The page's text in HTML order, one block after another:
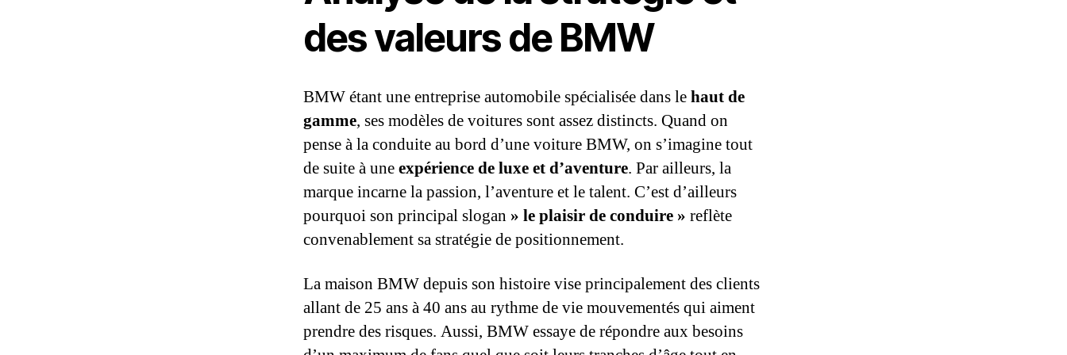
des valeurs de BMW
BMW étant une entreprise automobile spécialisée dans lehaut de
gamme, ses modèles de voitures sont assez distincts. Quand on
pense à la conduite au bord d’une voiture BMW, on s’imagine tout
de suite à uneexpérience de luxe et d’aventure. Par ailleurs, la
marque incarne la passion, l’aventure et le talent. C’est d’ailleurs
pourquoi son principal slogan » le plaisir de conduire » reflète
convenablement sa stratégie de positionnement.
La maison BMW depuis son histoire vise principalement des clients
allant de 25 ans à 40 ans au rythme de vie mouvementés qui aiment
prendre des risques. Aussi, BMW essaye de répondre aux besoins